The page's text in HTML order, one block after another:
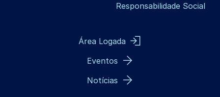
Responsabilidade Social
Área Logada
Eventos
Notícias